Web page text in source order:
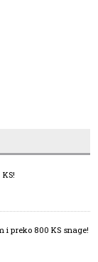
i preko 800 KS snage!